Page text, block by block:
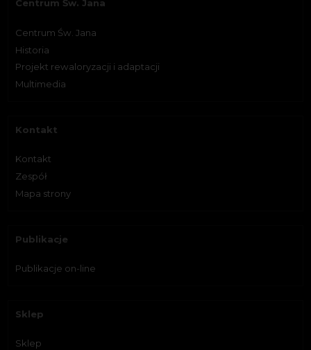
Centrum Św. Jana
Centrum Św. Jana
Historia
Projekt rewaloryzacji i adaptacji
Multimedia
Kontakt
Kontakt
Zespół
Mapa strony
Publikacje
Publikacje on-line
Sklep
Sklep